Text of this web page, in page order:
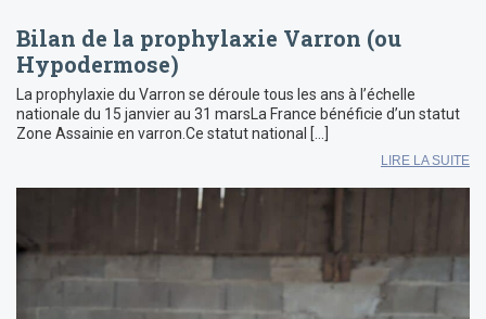
Bilan de la prophylaxie Varron (ou
Hypodermose)
La prophylaxie du Varron se déroule tous les ans à l’échelle
nationale du 15 janvier au 31 marsLa France bénéficie d’un statut
Zone Assainie en varron.Ce statut national […]
LIRE LA SUITE